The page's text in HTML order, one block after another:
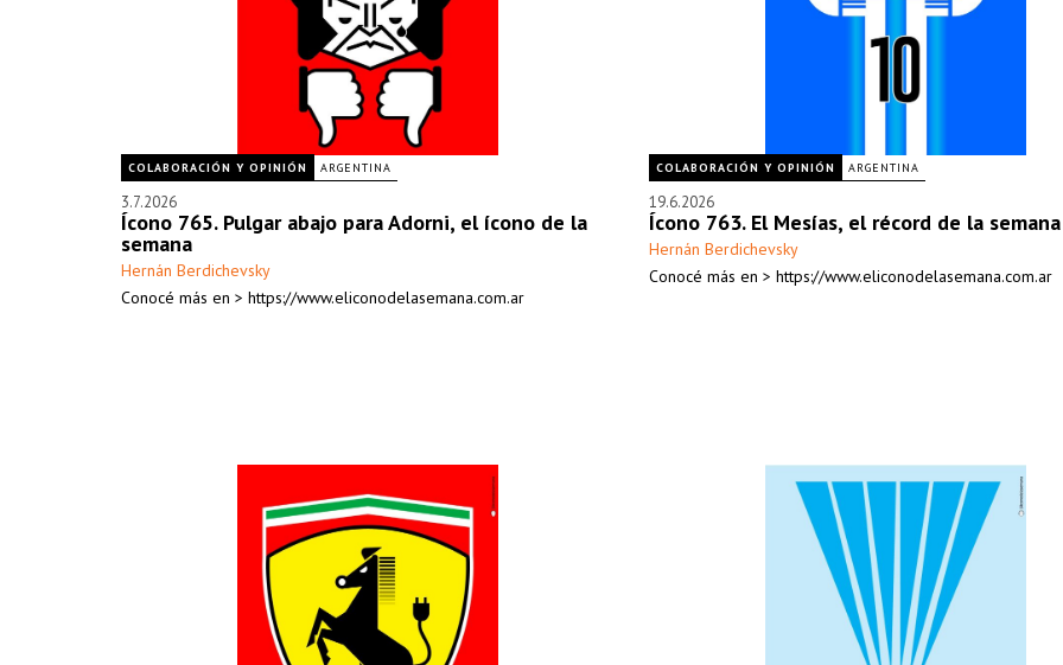
COLABORACIÓN Y OPINIÓN ARGENTINA
3.7.2026
Ícono 765. Pulgar abajo para Adorni, el ícono de la
semana
Hernán Berdichevsky
Conocé más en > https://www.eliconodelasemana.com.ar
COLABORACIÓN Y OPINIÓN ARGENTINA
19.6.2026
Ícono 763. El Mesías, el récord de la semana
Hernán Berdichevsky
Conocé más en > https://www.eliconodelasemana.com.ar